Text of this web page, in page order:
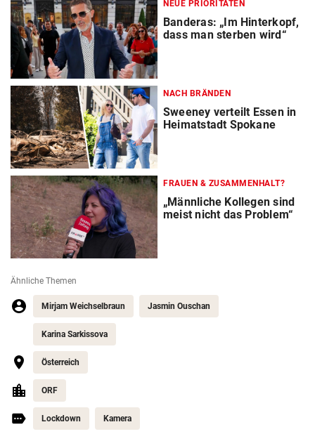
NEUE PRIORITÄTEN
Banderas: „Im Hinterkopf,
dass man sterben wird“
NACH BRÄNDEN
Sweeney verteilt Essen in
Heimatstadt Spokane
FRAUEN & ZUSAMMENHALT?
„Männliche Kollegen sind
meist nicht das Problem“
Ähnliche Themen
Mirjam Weichselbraun Jasmin Ouschan
Karina Sarkissova
Österreich
ORF
Lockdown Kamera